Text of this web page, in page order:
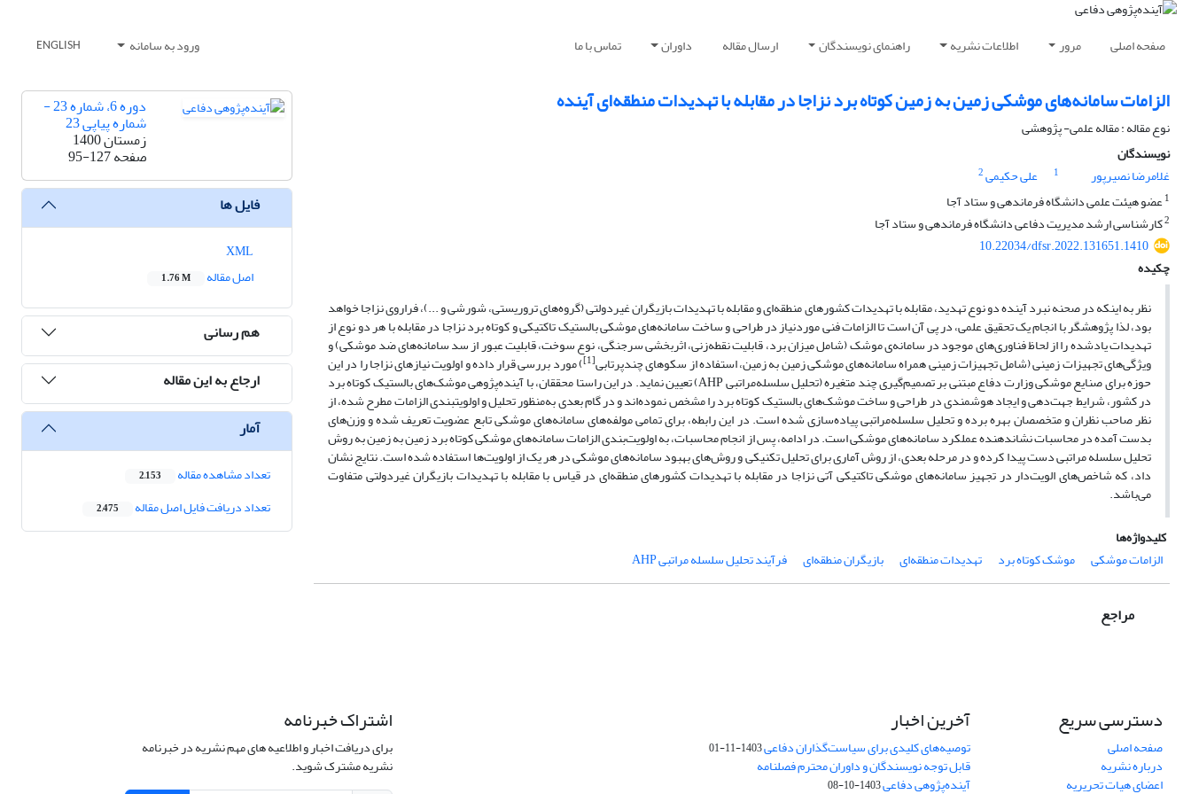
صفحه اصلی مرور اطلاعات نشریه راهنمای نویسندگان ارسال مقاله داوران تماس با ما ورود به سامانه ENGLISH
الزامات سامانه‌های موشکی زمین به زمین کوتاه برد نزاجا در مقابله با تهدیدات منطقه‌ای آینده
نوع مقاله : مقاله علمی- پژوهشی
نویسندگان
غلامرضا نصیرپور
1 علی حکیمی2
1عضو هیئت علمی دانشگاه فرماندهی و ستاد آجا
2کارشناسی ارشد مدیریت دفاعی دانشگاه فرماندهی و ستاد آجا
10.22034/dfsr.2022.131651.1410
چکیده
نظر به اینکه در صحنه نبرد آینده دو نوع تهدید، مقابله با تهدیدات کشورهای منطقه‌ای و مقابله با تهدیدات بازیگران غیردولتی (گروه‌های تروریستی، شورشی و ...)، فراروی نزاجا خواهد
بود، لذا پژوهشگر با انجام یک تحقیق علمی، در پی آن است تا الزامات فنی موردنیاز در طراحی و ساخت سامانه‌های موشکی بالستیک تاکتیکی و کوتاه برد نزاجا در مقابله با هر دو نوع از
تهدیدات یادشده را از لحاظ فناوری‌های موجود در سامانه‌ی موشک (شامل میزان برد، قابلیت نقطه‌زنی، اثربخشی سرجنگی، نوع سوخت، قابلیت عبور از سد سامانه‌های ضد موشکی) و
ویژگی‌های تجهیزات زمینی (شامل تجهیزات زمینی همراه سامانه‌های موشکی زمین به زمین، استفاده از سکوهای چندپرتابی[1] ) مورد بررسی قرار داده و اولویت نیازهای نزاجا را در این
حوزه برای صنایع موشکی وزارت دفاع مبتنی بر تصمیم‌گیری چند متغیره (تحلیل سلسله‌مراتبی AHP) تعیین نماید. در این راستا محققان، با آینده‌پژوهی موشک‌های بالستیک کوتاه برد
در کشور، شرایط جهت‌دهی و ایجاد هوشمندی در طراحی و ساخت موشک‌های بالستیک کوتاه برد را مشخص نموده‌اند و در گام بعدی به‌منظور تحلیل و اولویت­بندی الزامات مطرح شده، از
نظر صاحب نظران و متخصصان بهره برده و تحلیل سلسله‌مراتبی پیاده‌سازی شده است. در این رابطه، برای تمامی مولفه­‌های سامانه‌­های موشکی تابع عضویت تعریف شده و وزن­‌های
بدست آمده در محاسبات نشان­دهنده عملکرد سامانه­‌های موشکی است. در ادامه، پس از انجام محاسبات، به اولویت­‌بندی الزامات سامانه­‌های موشکی کوتاه برد زمین به زمین به روش
تحلیل سلسله مراتبی دست پیدا کرده و در مرحله بعدی، از روش آماری برای تحلیل تکنیکی و روش‌­های بهبود سامانه­‌های موشکی در هر یک از اولویت‌­ها استفاده شده است. نتایج نشان
داد، که شاخص‌های الویت‌دار در تجهیز سامانه‌­های موشکی تاکتیکی آتی نزاجا در مقابله با تهدیدات کشورهای منطقه­‌ای در قیاس با مقابله با تهدیدات بازیگران غیردولتی متفاوت
می‌باشد.
کلیدواژه‌ها
الزامات موشکی
موشک کوتاه برد تهدیدات منطقه‌ای بازیگران منطقه‌ای فرآیند تحلیل سلسله مراتبی AHP
مراجع
دوره 6، شماره 23 -
شماره پیاپی 23
زمستان 1400
صفحه95-127
فایل ها
اصل مقاله
1.76 M
هم رسانی
ارجاع به این مقاله
آمار
تعداد مشاهده مقاله 2,153
تعداد دریافت فایل اصل مقاله 2,475
دسترسی سریع
صفحه اصلی
درباره نشریه
اعضای هیات تحریریه
آخرین اخبار
توصیه‌های کلیدی برای سیاست‌گذاران دفاعی1403-11-01
قابل توجه نویسندگان و داوران محترم فصلنامه
آینده‌پژوهی دفاعی1403-10-08
اشتراک خبرنامه
برای دریافت اخبار و اطلاعیه های مهم نشریه در خبرنامه
نشریه مشترک شوید.